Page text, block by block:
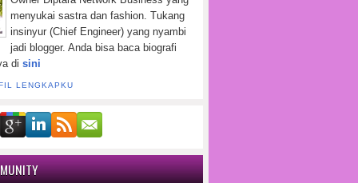
menyukai sastra dan fashion. Tukang
insinyur (Chief Engineer) yang nyambi
jadi blogger. Anda bisa baca biografi
di sini
LENGKAPKU